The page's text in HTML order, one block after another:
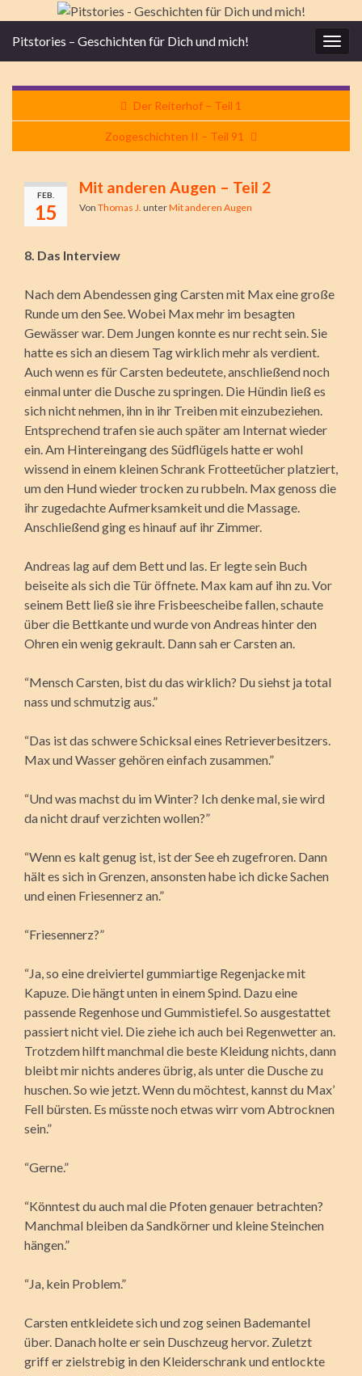
Pitstories – Geschichten für Dich und mich!
Der Reiterhof – Teil 1
Zoogeschichten II – Teil 91
FEB.
15
Mit anderen Augen – Teil 2
Von Thomas J. unterMit anderen Augen
8. Das Interview
Nach dem Abendessen ging Carsten mit Max eine große
Runde um den See. Wobei Max mehr im besagten
Gewässer war. Dem Jungen konnte es nur recht sein. Sie
hatte es sich an diesem Tag wirklich mehr als verdient.
Auch wenn es für Carsten bedeutete, anschließend noch
einmal unter die Dusche zu springen. Die Hündin ließ es
sich nicht nehmen, ihn in ihr Treiben mit einzubeziehen.
Entsprechend trafen sie auch später am Internat wieder
ein. Am Hintereingang des Südflügels hatte er wohl
wissend in einem kleinen Schrank Frotteetücher platziert,
um den Hund wieder trocken zu rubbeln. Max genoss die
ihr zugedachte Aufmerksamkeit und die Massage.
Anschließend ging es hinauf auf ihr Zimmer.
Andreas lag auf dem Bett und las. Er legte sein Buch
beiseite als sich die Tür öffnete. Max kam auf ihn zu. Vor
seinem Bett ließ sie ihre Frisbeescheibe fallen, schaute
über die Bettkante und wurde von Andreas hinter den
Ohren ein wenig gekrault. Dann sah er Carsten an.
“Mensch Carsten, bist du das wirklich? Du siehst ja total
nass und schmutzig aus.”
“Das ist das schwere Schicksal eines Retrieverbesitzers.
Max und Wasser gehören einfach zusammen.”
“Und was machst du im Winter? Ich denke mal, sie wird
da nicht drauf verzichten wollen?”
“Wenn es kalt genug ist, ist der See eh zugefroren. Dann
hält es sich in Grenzen, ansonsten habe ich dicke Sachen
und einen Friesennerz an.”
“Friesennerz?”
“Ja, so eine dreiviertel gummiartige Regenjacke mit
Kapuze. Die hängt unten in einem Spind. Dazu eine
passende Regenhose und Gummistiefel. So ausgestattet
passiert nicht viel. Die ziehe ich auch bei Regenwetter an.
Trotzdem hilft manchmal die beste Kleidung nichts, dann
bleibt mir nichts anderes übrig, als unter die Dusche zu
huschen. So wie jetzt. Wenn du möchtest, kannst du Max’
Fell bürsten. Es müsste noch etwas wirr vom Abtrocknen
sein.”
“Gerne.”
“Könntest du auch mal die Pfoten genauer betrachten?
Manchmal bleiben da Sandkörner und kleine Steinchen
hängen.”
“Ja, kein Problem.”
Carsten entkleidete sich und zog seinen Bademantel
über. Danach holte er sein Duschzeug hervor. Zuletzt
griff er zielstrebig in den Kleiderschrank und entlockte